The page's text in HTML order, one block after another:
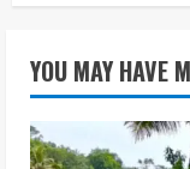
YOU MAY HAVE